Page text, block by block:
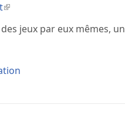
(le lien est externe)
jeux par eux mêmes,